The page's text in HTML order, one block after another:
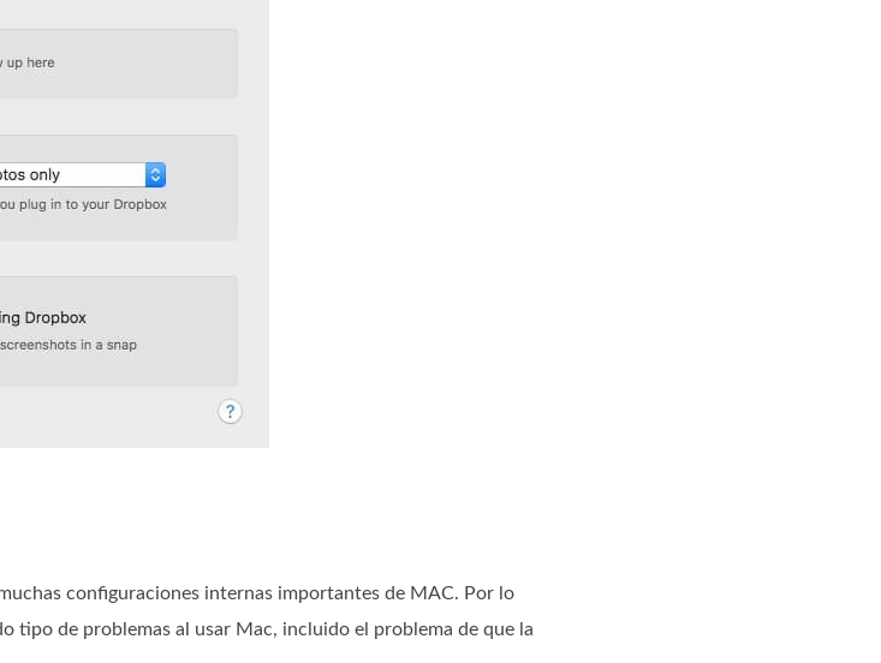
configuraciones internas importantes de MAC. Por lo
tipo de problemas al usar Mac, incluido el problema de que la